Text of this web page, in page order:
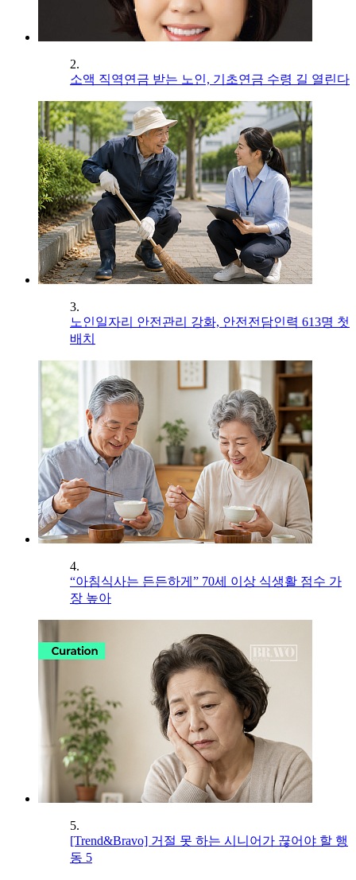
2.
소액 직역연금 받는 노인, 기초연금 수령 길 열린다
3.
노인일자리 안전관리 강화, 안전전담인력 613명 첫
배치
4.
“아침식사는 든든하게” 70세 이상 식생활 점수 가
장 높아
5.
[Trend&Bravo] 거절 못 하는 시니어가 끊어야 할 행
동 5